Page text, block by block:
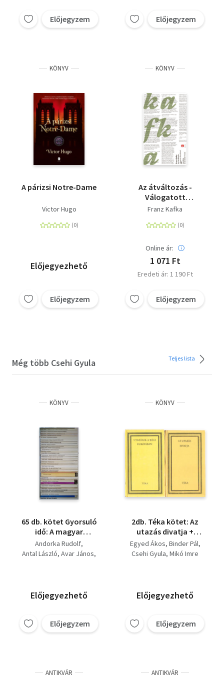
Előjegyzem Előjegyzem
KÖNYV
A párizsi Notre-Dame
Victor Hugo
Előjegyezhető
Előjegyzem
KÖNYV
Az átváltozás -
Válogatott
elbeszélések
Franz Kafka
Online ár:
1 071 Ft
Eredeti ár: 1 190 Ft
Előjegyzem
Még több Csehi Gyula Teljes lista
KÖNYV
65 db. kötet Gyorsuló
idő: A magyar
községek
társadalmának
alapjai, Egy új magyar
nyelvtan felé, A
Választási rendszer
Amerikában, A mo.-i
Andorka Rudolf
Antal László Avar János
Csapodiné Gárdonyi Klára
Ferenczi László
Fercsik János Fóti Péter
Hédervári Péter
Előjegyezhető
Előjegyzem
KÖNYV
2db. Téka kötet: Az
utazás divatja +
Utazások a régi
Európában
Egyed Ákos Binder Pál
Csehi Gyula Mikó Imre
Előjegyezhető
Előjegyzem
ANTIKVÁR ANTIKVÁR